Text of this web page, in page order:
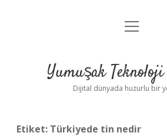
Anasayfa
Yasal Uyarı
menüyü
Yumuşak
Dijital dünyada huzurlu bir
Etiket: Türkiyede tin nedir